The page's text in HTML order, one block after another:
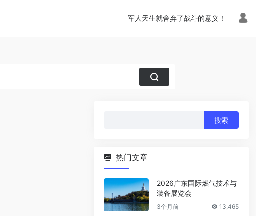
军人天生就舍弃了战斗的意义！
热门文章
2026广东国际燃气技术与
装备展览会
3个月前 13,465